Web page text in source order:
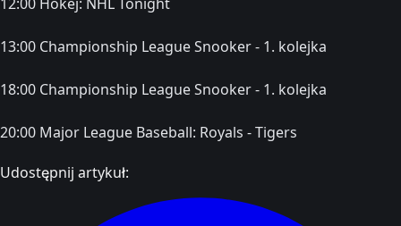
13:00 Championship League Snooker - 1. kolejka
18:00 Championship League Snooker - 1. kolejka
20:00 Major League Baseball: Royals - Tigers
Udostępnij artykuł: